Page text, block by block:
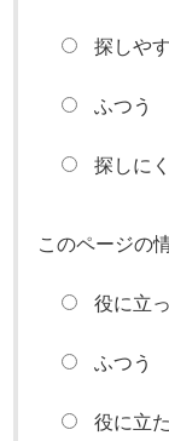
探しや
ふつう
探しに
このページの
役に立
ふつう
役に立